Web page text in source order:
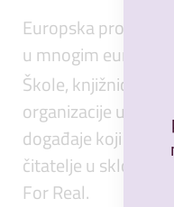
Europska proslava
u mnogim
Škole, knjižnice,
organizacije
događaje koji
čitatelje u sklopu
For Real.